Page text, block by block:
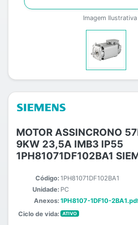
Imagem Ilustrativa
MOTOR ASSINCRONO
9KW 23,5A IMB3 IP55
1PH81071DF102BA1
Código: 1PH81071DF102BA1
Unidade: PC
Anexos: 1PH8107-1DF10-
Ciclo de vida:
ATIVO